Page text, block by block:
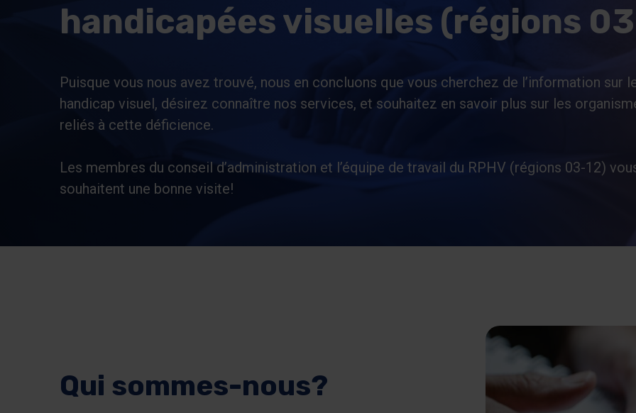
handicapées visuelles (régions
Puisque vous nous avez trouvé, nous en concluons que vous cherchez de l’information sur
handicap visuel, désirez connaître nos services, et souhaitez en savoir plus sur les
reliés à cette déficience.
Les membres du conseil d’administration et l’équipe de travail du RPHV (régions 03-12)
souhaitent une bonne visite!
Qui sommes-nous?